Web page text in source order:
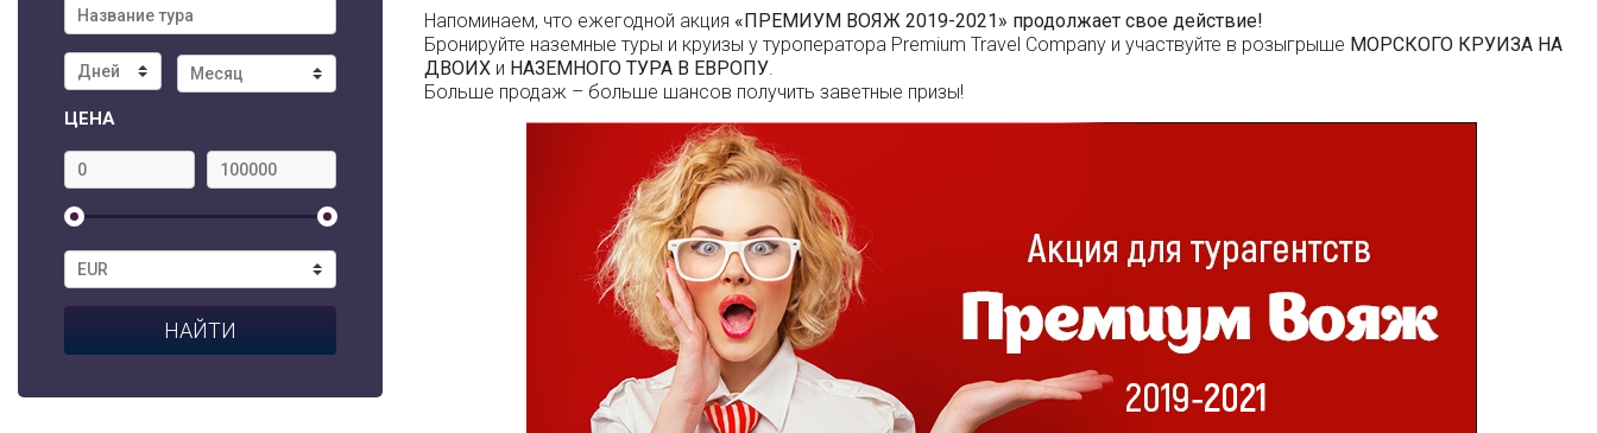
ЦЕНА
Напоминаем, что ежегодной акция «ПРЕМИУМ ВОЯЖ 2019-2021» продолжает свое действие!
Бронируйте наземные туры и круизы у туроператора Premium Trаvel Company и участвуйте в розыгрыше МОРСКОГО КРУИЗА НА
ДВОИХ и НАЗЕМНОГО ТУРА В ЕВРОПУ.
Больше продаж – больше шансов получить заветные призы!